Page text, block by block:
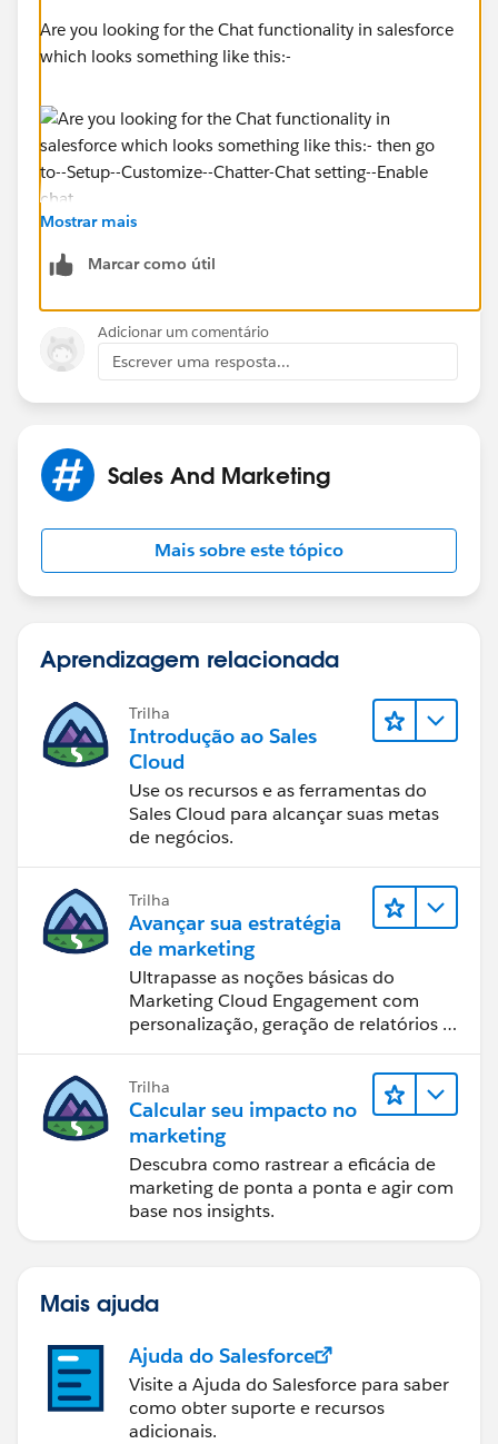
Are you looking for the Chat functionality in salesforce
which looks something like this:-
then go to--Setup--Customize--Chatter-Chat setting--
Mostrar mais
Marcar como útil
Adicionar um comentário
Escrever uma resposta...
Sales And Marketing
Mais sobre este tópico
Aprendizagem relacionada
Trilha
Introdução ao Sales
Cloud
Use os recursos e as ferramentas do
Sales Cloud para alcançar suas metas
de negócios.
Trilha
Avançar sua estratégia
de marketing
Ultrapasse as noções básicas do
Marketing Cloud Engagement com
personalização, geração de relatórios e
Trilha
Calcular seu impacto no
marketing
Descubra como rastrear a eficácia de
marketing de ponta a ponta e agir com
base nos insights.
Mais ajuda
Ajuda do Salesforce
Visite a Ajuda do Salesforce para saber
como obter suporte e recursos
adicionais.